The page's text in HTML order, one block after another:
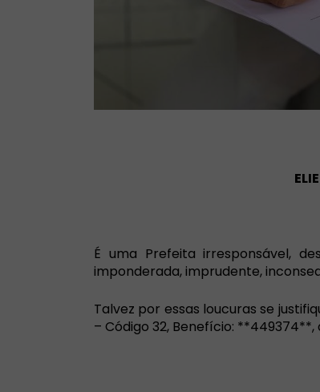
É uma Prefeita irresponsável,
imponderada, imprudente,
Talvez por essas loucuras se
– Código 32, Benefício: